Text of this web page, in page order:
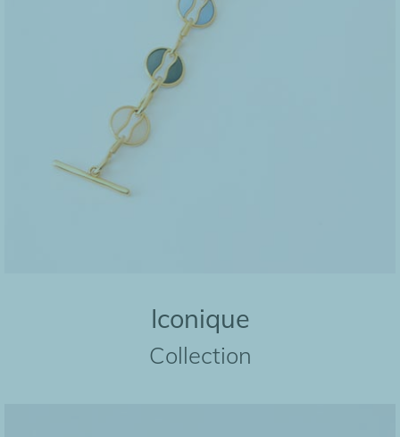
Iconique
Collection